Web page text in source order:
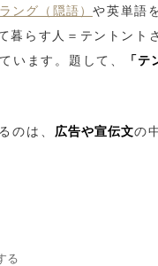
ング（隠語） や英単語
暮らす人＝テントント
います。題して、
「
のは、 広告や宣伝文の
る